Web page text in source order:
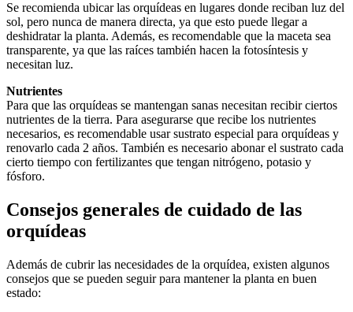
Se recomienda ubicar las orquídeas en lugares donde reciban luz del
sol, pero nunca de manera directa, ya que esto puede llegar a
deshidratar la planta. Además, es recomendable que la maceta sea
transparente, ya que las raíces también hacen la fotosíntesis y
necesitan luz.
Nutrientes
Para que las orquídeas se mantengan sanas necesitan recibir ciertos
nutrientes de la tierra. Para asegurarse que recibe los nutrientes
necesarios, es recomendable usar sustrato especial para orquídeas y
renovarlo cada 2 años. También es necesario abonar el sustrato cada
cierto tiempo con fertilizantes que tengan nitrógeno, potasio y
fósforo.
Consejos generales de cuidado de las
orquídeas
Además de cubrir las necesidades de la orquídea, existen algunos
consejos que se pueden seguir para mantener la planta en buen
estado: